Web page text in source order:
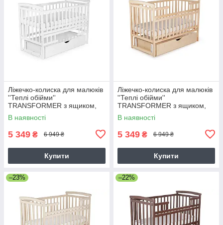
Ліжечко-колиска для малюків
''Теплі обійми''
TRANSFORMER з ящиком,
білий
В наявності
5 349 ₴ 6 949 ₴
Купити
Ліжечко-колиска для малюків
''Теплі обійми''
TRANSFORMER з ящиком,
натуральний
В наявності
5 349 ₴ 6 949 ₴
Купити
–23% –22%